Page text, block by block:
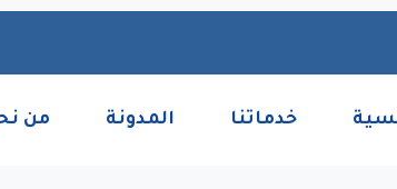
خدماتنا المدونة من